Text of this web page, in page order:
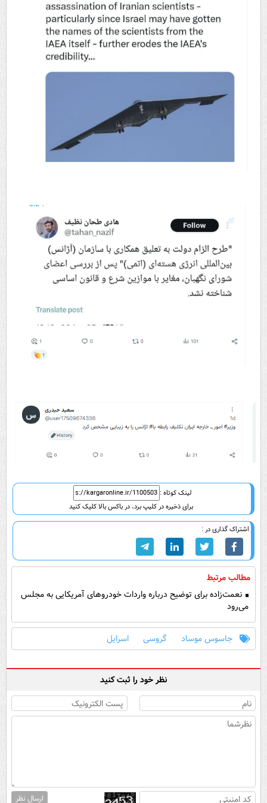
لینک کوتاه :
برای ذخیره در کلیپ برد، در باکس بالا کلیک کنید
اشتراک گذاری در :
مطالب مرتبط
نعمت‌زاده برای توضیح درباره واردات خودروهای آمریکایی به مجلس
می‌رود
جاسوس موساد گروسی اسرایل
نظر خود را ثبت کنید
ارسال نظر